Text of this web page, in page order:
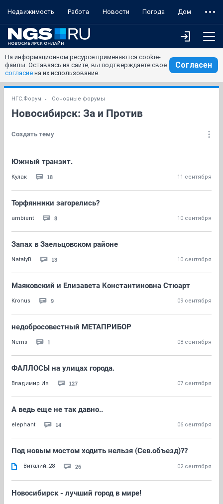
Недвижимость Работа Новости Погода Дом
На информационном ресурсе применяются cookie-
файлы. Оставаясь на сайте, вы подтверждаете свое
согласие на их использование.
Согласен
НГС.Форум Основные форумы
Новосибирск: За и Против
Создать тему
Южный транзит.
Кулак 18 11 сентября
Торфянники загорелись?
ambient 8 10 сентября
Запах в Заельцовском районе
NatalyB 13 10 сентября
Маяковский и Елизавета Константиновна Стюарт
Kronus 9 09 сентября
недобросовестный МЕТАПРИБОР
Nems 1 08 сентября
ФАЛЛОСЫ на улицах города.
Владимир Ив 127 07 сентября
А ведь еще не так давно..
elephant 14 06 сентября
Под новым мостом ходить нельзя (Сев.объезд)??
Виталий_28 26 02 сентября
Новосибирск - лучший город в мире!